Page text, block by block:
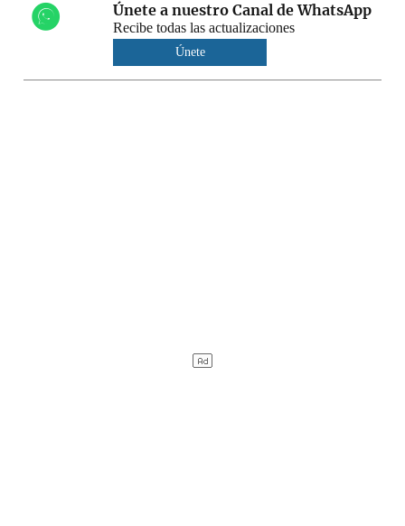
Únete a nuestro Canal de WhatsApp
Recibe todas las actualizaciones
Únete